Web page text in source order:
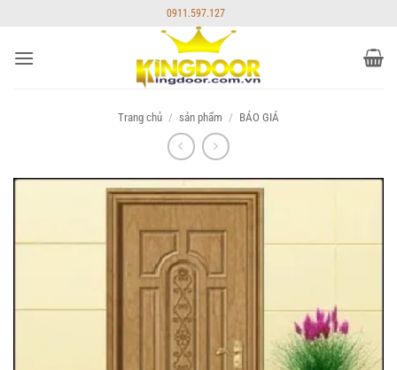
nội
0911.597.127
Trang chủ / sản phẩm / BÁO GIÁ